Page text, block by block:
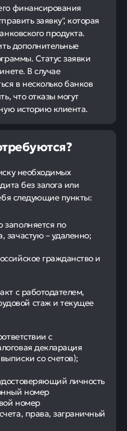
финансирования
заявку", которая
продукта.
дополнительные
Статус заявки
В случае
в несколько банков
что отказы могут
историю клиента.
необходимых
без залога или
следующие пункты:
по
зачастую – удаленно;
гражданство и
с работодателем,
стаж и текущее
с
декларация
со счетов);
личность
номер
номер
права, заграничный